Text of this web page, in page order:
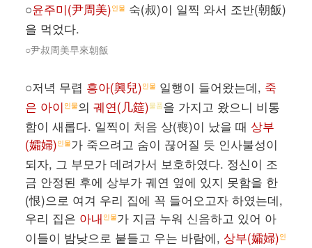
○윤주미(尹周美)인물 숙(叔)이 일찍 와서 조반(朝飯)
을 먹었다.
○尹叔周美早來朝飯
○저녁 무렵 흥아(興兒)인물 일행이 들어왔는데, 죽
은 아이 인물의 궤연(几筵)물품을 가지고 왔으니 비통
함이 새롭다. 일찍이 처음 상(喪)이 났을 때 상부
(孀婦)인물가 죽으려고 숨이 끊어질 듯 인사불성이
되자, 그 부모가 데려가서 보호하였다. 정신이 조
금 안정된 후에 상부가 궤연 옆에 있지 못함을 한
(恨)으로 여겨 우리 집에 꼭 들어오고자 하였는데,
우리 집은 아내 인물가 지금 누워 신음하고 있어 아
이들이 밤낮으로 붙들고 우는 바람에, 상부(孀婦)인